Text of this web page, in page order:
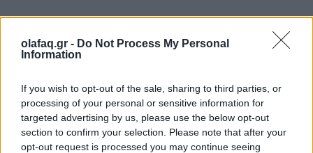
olafaq.gr - Do Not Process My Personal
Information
If you wish to opt-out of the sale, sharing to third parties, or
processing of your personal or sensitive information for
targeted advertising by us, please use the below opt-out
section to confirm your selection. Please note that after your
opt-out request is processed you may continue seeing
Δημοσιεύθηκε σεCommon People|TaggedCommon People
Mellowsophy Music,Oλίνα Νικολαΐδου,Μουσική,Μουσικός,
στιχουργός ,Τραγουδίστρια